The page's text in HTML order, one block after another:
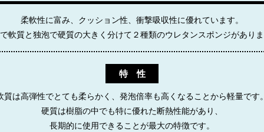
柔軟性に富み、クッション性、衝撃吸収性に優れています。
軟質と独泡で硬質の大きく分けて２種類のウレタンスポンジがあり
特 性
質は高弾性でとても柔らかく、発泡倍率も高くなることから軽量です
硬質は樹脂の中でも特に優れた断熱性能があり、
長期的に使用できることが最大の特徴です。